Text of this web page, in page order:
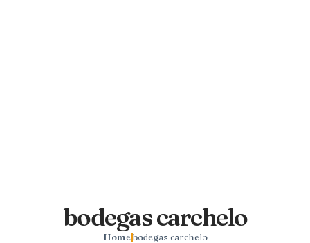
bodegas carchelo
Home bodegas carchelo